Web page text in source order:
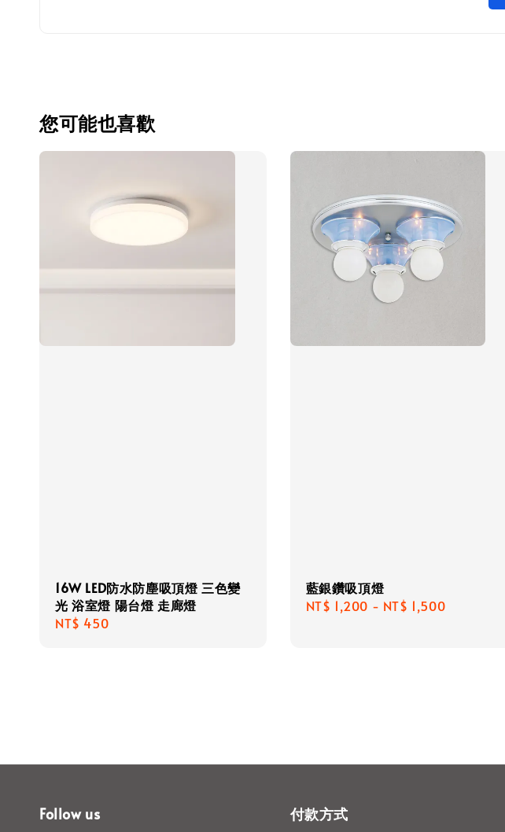
您可能也喜歡
16W LED防水防塵吸頂燈 三色變
光 浴室燈 陽台燈 走廊燈
Regular
NT$ 450
藍銀鑽吸頂燈
Regular
NT$ 1,200 - NT$ 1,500
Follow us 付款方式